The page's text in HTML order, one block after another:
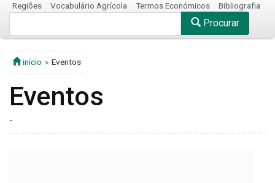
Regiões Vocabulário Agrícola Termos Económicos Bibliografia
Procurar
início Eventos
Eventos
-